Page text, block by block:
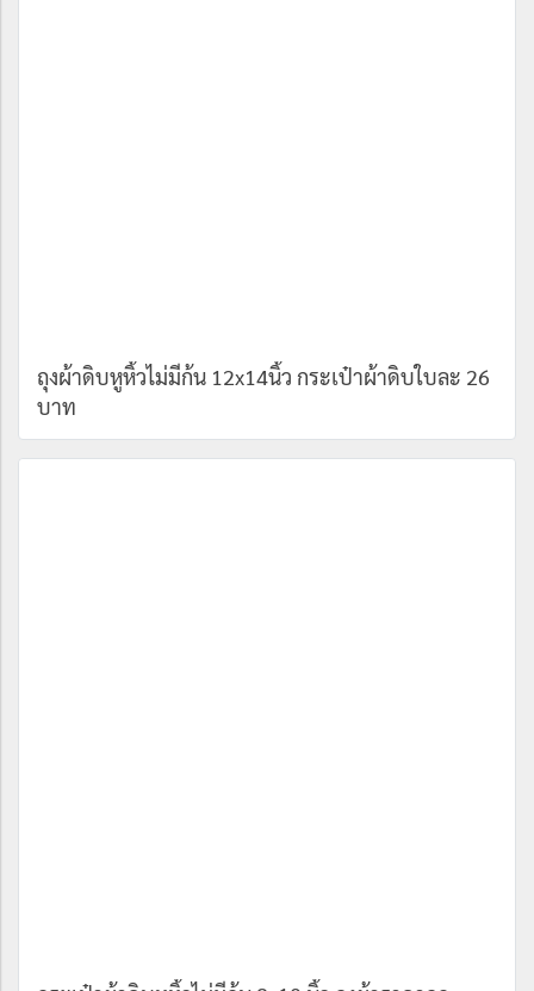
ถุงผ้าดิบหูหิ้วไม่มีก้น 12x14นิ้ว กระเป๋าผ้าดิบใบละ 26
บาท